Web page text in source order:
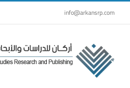
Skip
to
info@arkansrp.com